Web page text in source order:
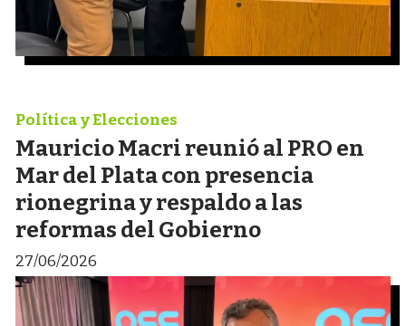
Mauricio Macri reunió al PRO en
Mar del Plata con presencia
rionegrina y respaldo a las
reformas del Gobierno
Política y Elecciones
27/06/2026